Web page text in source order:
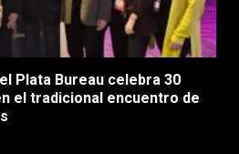
Plata Bureau celebra 30
el tradicional encuentro de